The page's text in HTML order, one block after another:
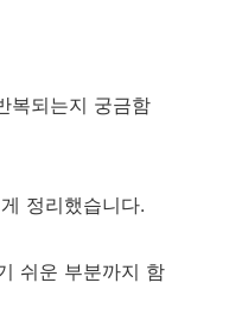
복되는지 궁금함
정리했습니다.
쉬운 부분까지 함